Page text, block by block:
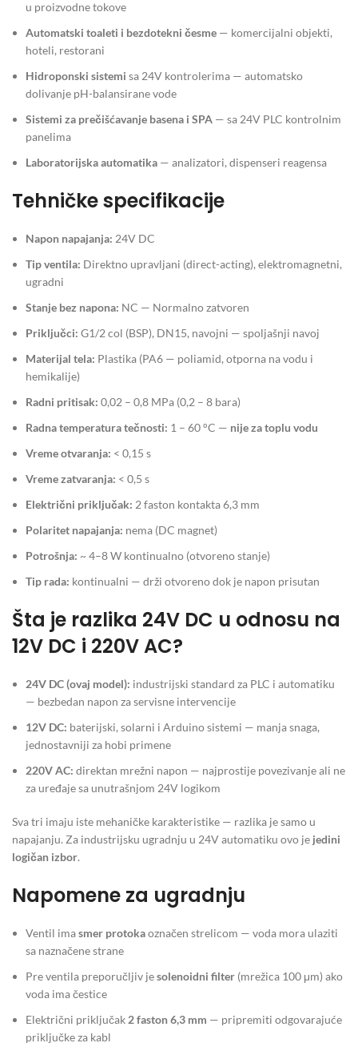
u proizvodne tokove
Automatski toaleti i bezdotekni česme — komercijalni objekti,
hoteli, restorani
Hidroponski sistemi sa 24V kontrolerima — automatsko
dolivanje pH-balansirane vode
Sistemi za prečišćavanje basena i SPA — sa 24V PLC kontrolnim
panelima
Laboratorijska automatika — analizatori, dispenseri reagensa
Tehničke specifikacije
Napon napajanja: 24V DC
Tip ventila: Direktno upravljani (direct-acting), elektromagnetni,
ugradni
Stanje bez napona: NC — Normalno zatvoren
Priključci: G1/2 col (BSP), DN15, navojni — spoljašnji navoj
Materijal tela: Plastika (PA6 — poliamid, otporna na vodu i
hemikalije)
Radni pritisak: 0,02 – 0,8 MPa (0,2 – 8 bara)
Radna temperatura tečnosti: 1 – 60 °C — nije za toplu vodu
Vreme otvaranja: < 0,15 s
Vreme zatvaranja: < 0,5 s
Električni priključak: 2 faston kontakta 6,3 mm
Polaritet napajanja: nema (DC magnet)
Potrošnja: ~ 4–8 W kontinualno (otvoreno stanje)
Tip rada: kontinualni — drži otvoreno dok je napon prisutan
Šta je razlika 24V DC u odnosu na
12V DC i 220V AC?
24V DC (ovaj model): industrijski standard za PLC i automatiku
— bezbedan napon za servisne intervencije
12V DC: baterijski, solarni i Arduino sistemi — manja snaga,
jednostavniji za hobi primene
220V AC: direktan mrežni napon — najprostije povezivanje ali ne
za uređaje sa unutrašnjom 24V logikom
Sva tri imaju iste mehaničke karakteristike — razlika je samo u
napajanju. Za industrijsku ugradnju u 24V automatiku ovo je jedini
logičan izbor.
Napomene za ugradnju
Ventil imasmer protokaoznačen strelicom — voda mora ulaziti
sa naznačene strane
Pre ventila preporučljiv jesolenoidni filter (mrežica 100 μm) ako
voda ima čestice
Električni priključak 2 faston 6,3 mm — pripremiti odgovarajuće
priključke za kabl